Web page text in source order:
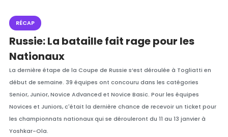
RÉCAP
Russie: La bataille fait rage pour les
Nationaux
La dernière étape de la Coupe de Russie s’est déroulée à Togliatti en
début de semaine. 39 équipes ont concouru dans les catégories
Senior, Junior, Novice Advanced et Novice Basic. Pour les équipes
Novices et Juniors, c'était la dernière chance de recevoir un ticket pour
les championnats nationaux qui se dérouleront du 11 au 13 janvier à
Yoshkar-Ola.